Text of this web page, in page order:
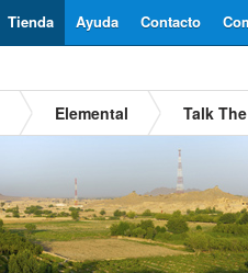
Contacto
Ayuda
Tienda
Elemental Talk